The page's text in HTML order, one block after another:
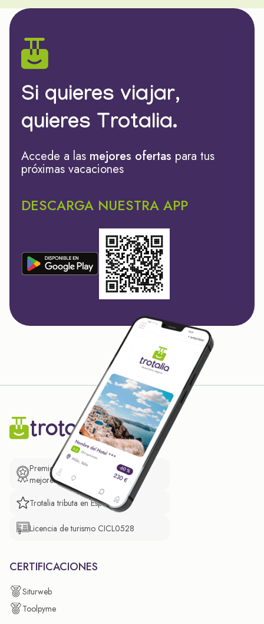
Si quieres viajar,
quieres Trotalia.
Accede a las mejores ofertas para tus
próximas vacaciones
DESCARGA NUESTRA APP
Premio de El Confidencial a las
mejores prácticas empresariales.
Trotalia tributa en España
Licencia de turismo CICL0528
CERTIFICACIONES
Siturweb
Toolpyme